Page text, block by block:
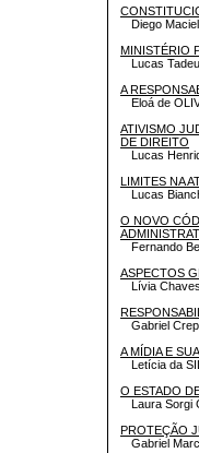
Diego
MINISTÉRIO
Lucas
A
Eloá de
ATIVISMO
DE DIREITO
Lucas
LIMITES NA
Lucas
O NOVO
Fernando
ASPECTOS
Lívia
Gabriel
A MÍDIA E
Letícia da
O ESTADO
Laura Sorgi
PROTEÇÃO
Gabriel